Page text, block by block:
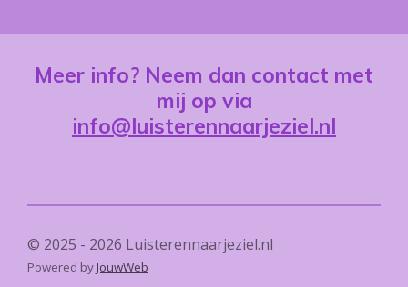
Meer info? Neem dan contact met
mij op via
info@luisterennaarjeziel.nl
© 2025 - 2026 Luisterennaarjeziel.nl
Powered byJouwWeb